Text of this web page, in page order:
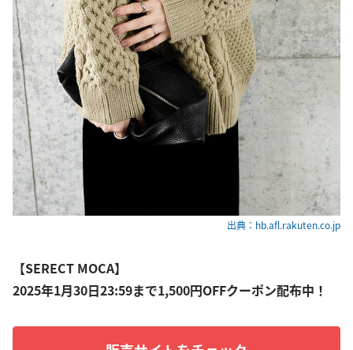
出典：hb.afl.rakuten.co.jp
【SERECT MOCA】
2025年1月30日23:59まで1,500円OFFクーポン配布中！